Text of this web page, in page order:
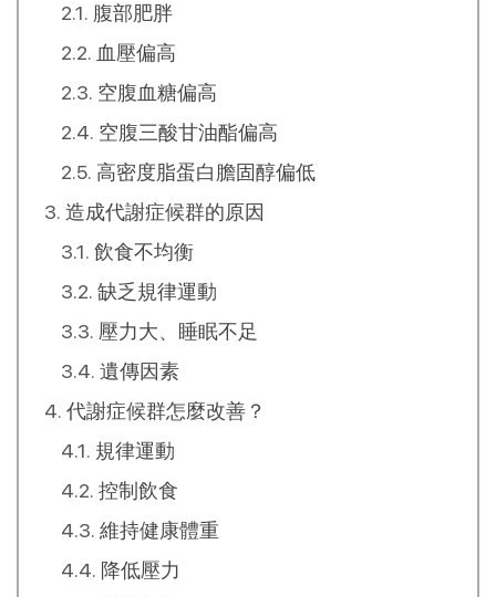
腹部肥胖
血壓偏高
空腹血糖偏高
空腹三酸甘油酯偏高
高密度脂蛋白膽固醇偏低
造成代謝症候群的原因
飲食不均衡
缺乏規律運動
壓力大、睡眠不足
遺傳因素
代謝症候群怎麼改善？
規律運動
控制飲食
維持健康體重
降低壓力